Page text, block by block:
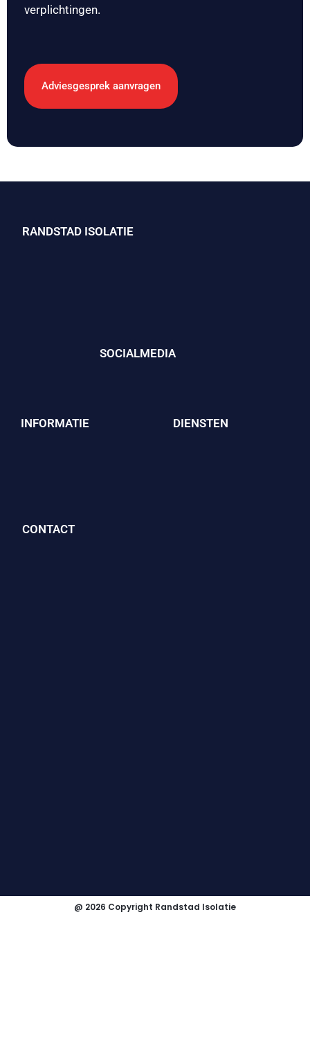
verplichtingen.
Adviesgesprek aanvragen
RANDSTAD ISOLATIE
SOCIALMEDIA
INFORMATIE DIENSTEN
CONTACT
@ 2026 Copyright Randstad Isolatie